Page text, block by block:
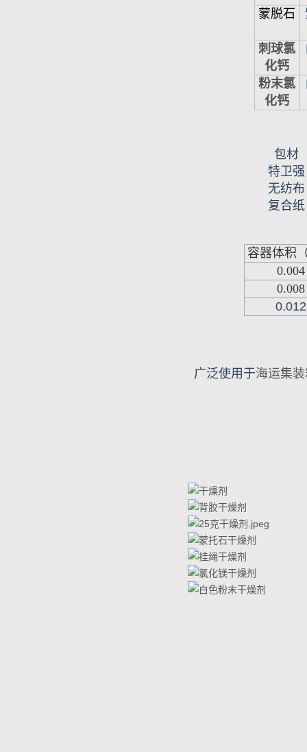
蒙脱石
刺球氯
化钙
粉末氯
化钙
包材
特卫强
无纺布
复合纸
容器体积
0.004
0.008
0.012
广泛使用于海运集